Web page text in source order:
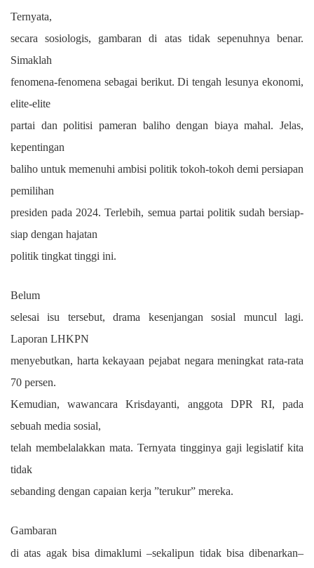
Ternyata,
secara sosiologis, gambaran di atas tidak sepenuhnya benar.
Simaklah
fenomena-fenomena sebagai berikut. Di tengah lesunya ekonomi,
elite-elite
partai dan politisi pameran baliho dengan biaya mahal. Jelas,
kepentingan
baliho untuk memenuhi ambisi politik tokoh-tokoh demi persiapan
pemilihan
presiden pada 2024. Terlebih, semua partai politik sudah bersiap-
siap dengan hajatan
politik tingkat tinggi ini.
Belum
selesai isu tersebut, drama kesenjangan sosial muncul lagi.
Laporan LHKPN
menyebutkan, harta kekayaan pejabat negara meningkat rata-rata
70 persen.
Kemudian, wawancara Krisdayanti, anggota DPR RI, pada
sebuah media sosial,
telah membelalakkan mata. Ternyata tingginya gaji legislatif kita
tidak
sebanding dengan capaian kerja ”terukur” mereka.
Gambaran
di atas agak bisa dimaklumi –sekalipun tidak bisa dibenarkan–